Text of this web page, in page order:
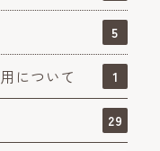
5
について 1
29